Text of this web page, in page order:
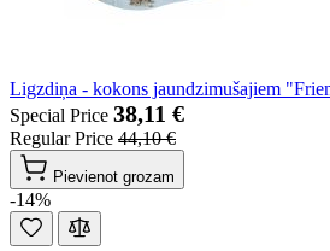
Ligzdiņa - kokons jaundzimušajiem
Special Price 38,11 €
Regular Price 44,10 €
Pievienot grozam
-14%